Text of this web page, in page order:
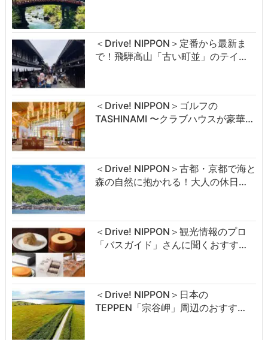
＜Drive! NIPPON＞定番から最新ま
で！飛騨高山「古い町並」のテイ…
＜Drive! NIPPON＞ゴルフの
TASHINAMI 〜クラブハウスが豪華…
＜Drive! NIPPON＞古都・京都で海と
森の自然に抱かれる！大人の休日…
＜Drive! NIPPON＞観光情報のプロ
「バスガイド」さんに聞くおすす…
＜Drive! NIPPON＞日本の
TEPPEN「宗谷岬」周辺のおすす…